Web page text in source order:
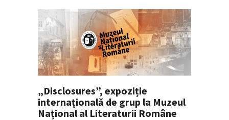
„Disclosures”, expoziție
internațională de grup la Muzeul
Național al Literaturii Române